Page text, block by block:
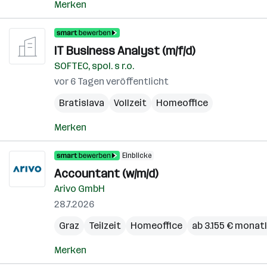
Merken
IT Business Analyst (m/f/d)
SOFTEC, spol. s r.o.
vor 6 Tagen veröffentlicht
Bratislava
Vollzeit Homeoffice
Merken
Einblicke
Accountant (w/m/d)
Arivo GmbH
28.7.2026
Graz
Teilzeit Homeoffice ab 3.155 €
Merken